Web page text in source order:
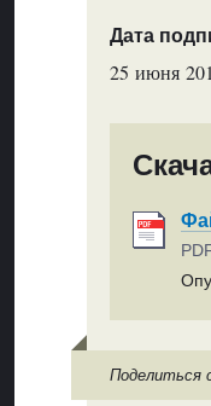
Дата
25 июня
Поделиться